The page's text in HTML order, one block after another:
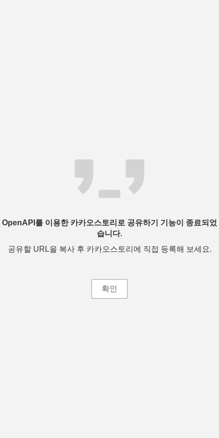
OpenAPI를 이용한 카카오스토리로 공유하기 기능이 종료되었
습니다.
공유할 URL을 복사 후 카카오스토리에 직접 등록해 보세요.
확인